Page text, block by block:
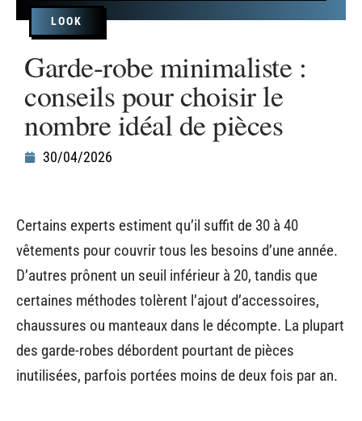
LOOK
Garde-robe minimaliste :
conseils pour choisir le
nombre idéal de pièces
30/04/2026
Certains experts estiment qu’il suffit de 30 à 40
vêtements pour couvrir tous les besoins d’une année.
D’autres prônent un seuil inférieur à 20, tandis que
certaines méthodes tolèrent l’ajout d’accessoires,
chaussures ou manteaux dans le décompte. La plupart
des garde-robes débordent pourtant de pièces
inutilisées, parfois portées moins de deux fois par an.